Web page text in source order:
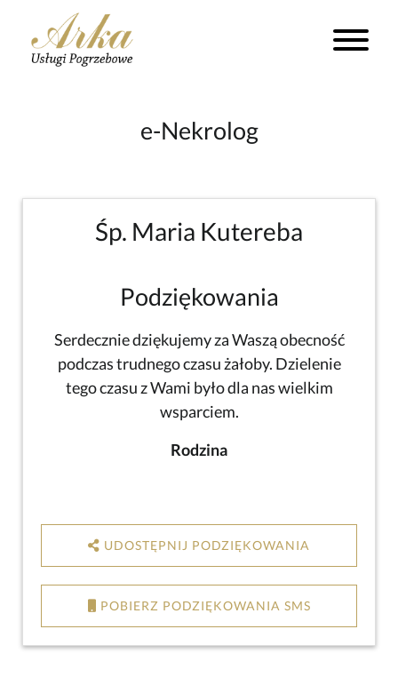
e-Nekrolog
Śp. Maria Kutereba
Podziękowania
Serdecznie dziękujemy za Waszą obecność
podczas trudnego czasu żałoby. Dzielenie
tego czasu z Wami było dla nas wielkim
wsparciem.
Rodzina
UDOSTĘPNIJ PODZIĘKOWANIA
POBIERZ PODZIĘKOWANIA SMS